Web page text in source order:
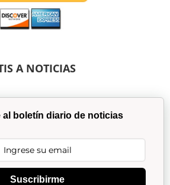
A NOTICIAS
al boletín diario de noticias
Suscribirme